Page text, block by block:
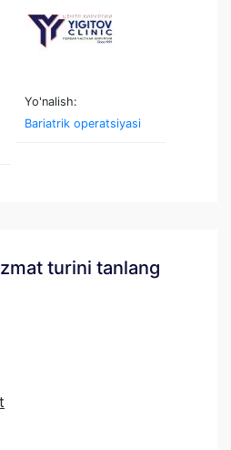
Yo'nalish:
Bariatrik operatsiyasi
turini tanlang